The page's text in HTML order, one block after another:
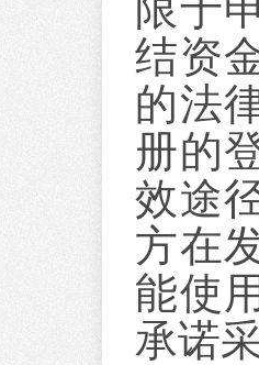
结资
的法
册的
效途
方在
能使
承诺